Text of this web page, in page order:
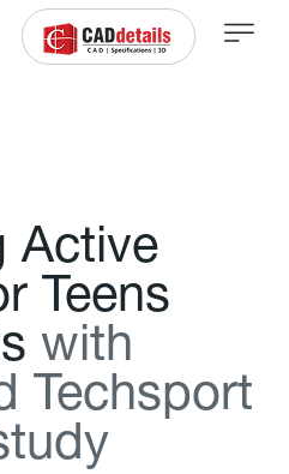
Active
r Teens
s with
Techsport
tudy